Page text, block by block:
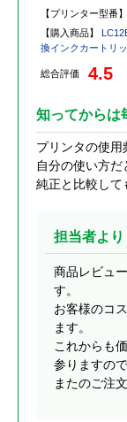
【プリンター型番】
【購入商品】
換インクカートリ
総合評価 4.5
知ってからは
プリンタの使用
自分の使い方
純正と比較して
担当者より
商品レビュ
す。
お客様のコ
ます。
これからも
参りますので
またのご注